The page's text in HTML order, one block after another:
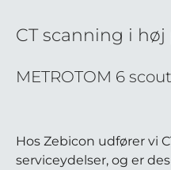
CT scanning i
METROTOM 6
Hos Zebicon udfører vi
serviceydelser, og er